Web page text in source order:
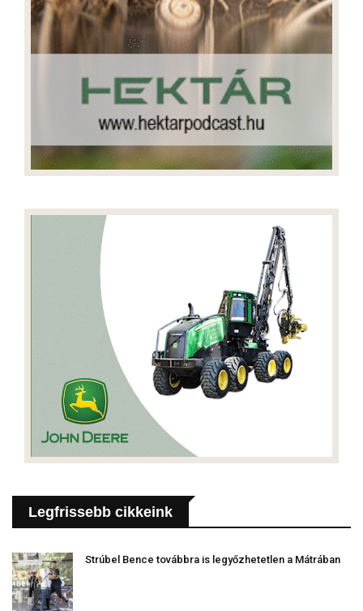
Legfrissebb cikkeink
Strúbel Bence továbbra is legyőzhetetlen a Mátrában